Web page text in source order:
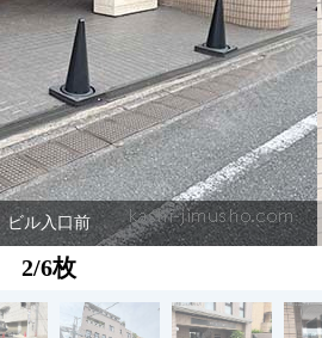
ビル入口前
2/6枚